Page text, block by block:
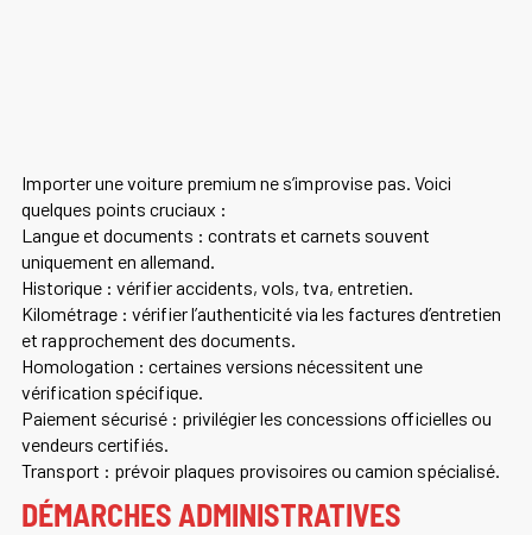
Importer une voiture premium ne s’improvise pas. Voici
quelques points cruciaux :
Langue et documents : contrats et carnets souvent
uniquement en allemand.
Historique : vérifier accidents, vols, tva, entretien.
Kilométrage : vérifier l’authenticité via les factures d’entretien
et rapprochement des documents.
Homologation : certaines versions nécessitent une
vérification spécifique.
Paiement sécurisé : privilégier les concessions officielles ou
vendeurs certifiés.
Transport : prévoir plaques provisoires ou camion spécialisé.
DÉMARCHES ADMINISTRATIVES